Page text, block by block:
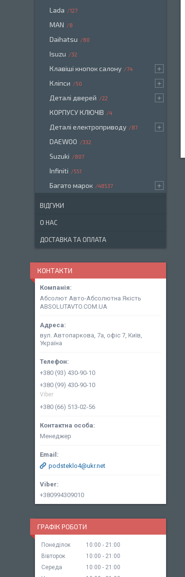
Lada 127
MAN 8
Daihatsu 80
Isuzu 32
Клавіші кнопок салону 74
Кліпси 50
Деталі дверей 22
КОРПУСУ КЛЮЧІВ 4
Деталі електроприводу 87
DAEWOO 332
Suzuki 807
Infiniti 551
Багато марок 48537
ВІДГУКИ
О НАС
ДОСТАВКА ТА ОПЛАТА
КОНТАКТИ
Абсолют Авто-Абсолютна Якість
ABSOLUTAVTO.COM.UA
вул. Автопаркова, 7а, офіс 7, Київ,
Україна
+380 (93) 430-90-10
+380 (99) 430-90-10
Viber
+380 (66) 513-02-56
Менеджер
podsteklo4@ukr.net
+380994309010
ГРАФІК РОБОТИ
Понеділок 10:00
21:00
Вівторок
10:00
21:00
Середа
10:00
21:00